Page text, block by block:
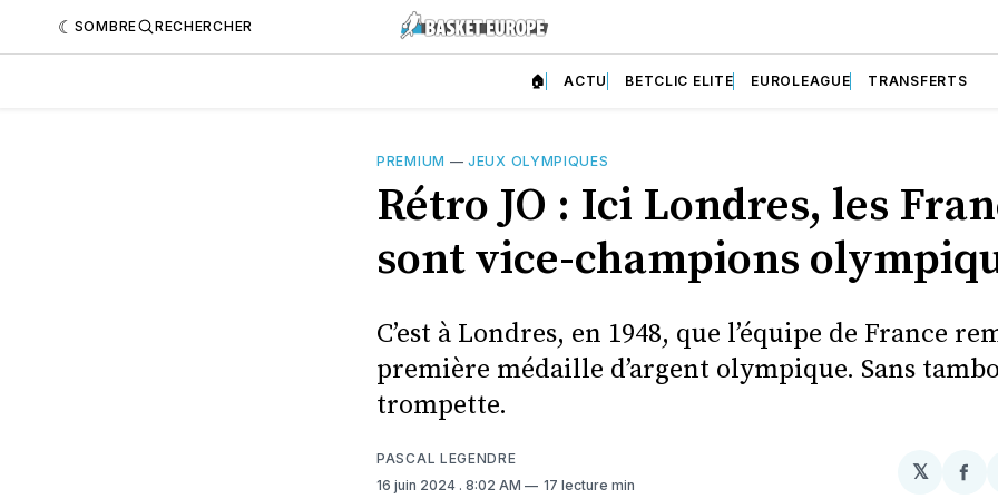
SOMBRE RECHERCHER
🏠 ACTU BETCLIC ELITE EUROLEAGUE TRANSFERTS
PREMIUM —JEUX OLYMPIQUES
Rétro JO : Ici Londres, les
sont vice-champions
C’est à Londres, en 1948, que l’équipe de France
première médaille d’argent olympique. Sans
trompette.
PASCAL LEGENDRE
16 juin 2024 . 8:02 AM 17 lecture min
𝕏